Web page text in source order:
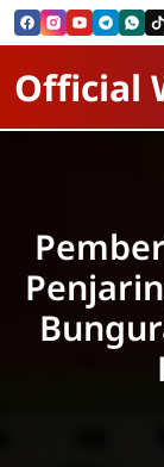
Skip to Content